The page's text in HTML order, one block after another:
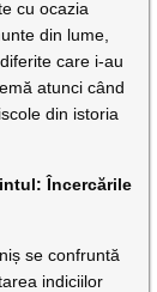
cu ocazia
din lume,
care i-au
atunci când
din istoria
Încercările
se confruntă
indiciilor